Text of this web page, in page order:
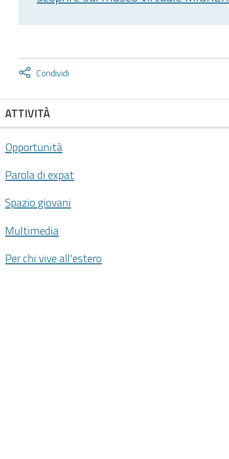
Condividi
Attiva
ATTIVITÀ
Opportunità
Parola di expat
Spazio giovani
Multimedia
Per chi vive all'estero